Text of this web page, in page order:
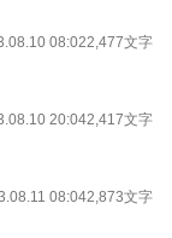
08:022,477文字
20:042,417文字
08:042,873文字